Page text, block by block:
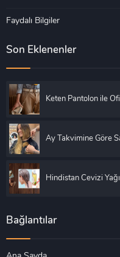
Faydalı Bilgiler
Son Eklenenler
Keten Pantolon ile
Ay Takvimine Göre
Hindistan Cevizi
Bağlantılar